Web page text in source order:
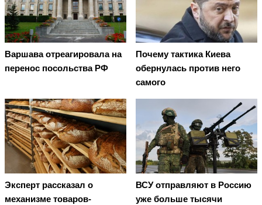
Варшава отреагировала на
перенос посольства РФ
Почему тактика Киева
обернулась против него
самого
Эксперт рассказал о
механизме товаров-
ВСУ отправляют в Россию
уже больше тысячи